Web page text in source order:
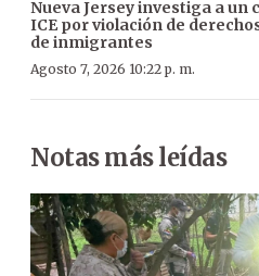
Nueva Jersey investiga a un
ICE por violación de
de inmigrantes
Agosto 7, 2026 10:22 p. m.
Notas más leídas